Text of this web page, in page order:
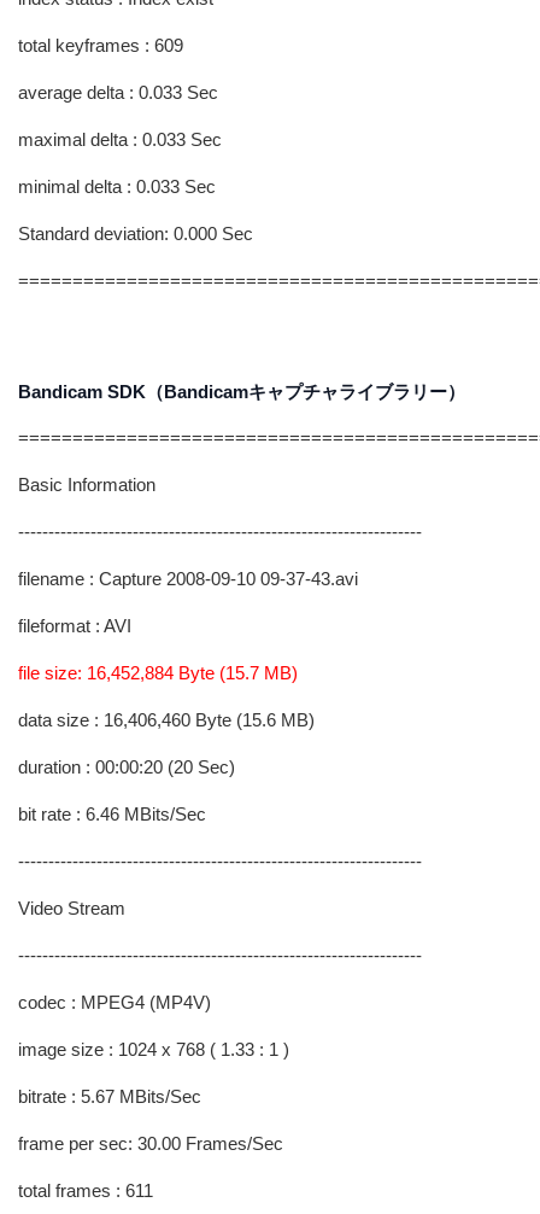
total keyframes : 609
average delta : 0.033 Sec
maximal delta : 0.033 Sec
minimal delta : 0.033 Sec
Standard deviation: 0.000 Sec
Bandicam SDK（Bandicamキャプチャライブラリー）
Basic Information
-------------------------------------------------------------------
filename : Capture 2008-09-10 09-37-43.avi
fileformat : AVI
file size: 16,452,884 Byte (15.7 MB)
data size : 16,406,460 Byte (15.6 MB)
duration : 00:00:20 (20 Sec)
bit rate : 6.46 MBits/Sec
-------------------------------------------------------------------
Video Stream
-------------------------------------------------------------------
codec : MPEG4 (MP4V)
image size : 1024 x 768 ( 1.33 : 1 )
bitrate : 5.67 MBits/Sec
frame per sec: 30.00 Frames/Sec
total frames : 611